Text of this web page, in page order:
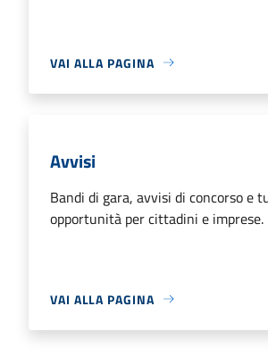
VAI ALLA PAGINA
Avvisi
Bandi di gara, avvisi di concorso e
opportunità per cittadini e imprese.
VAI ALLA PAGINA